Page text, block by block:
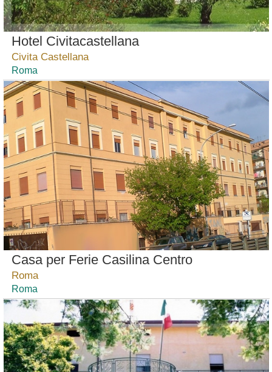
Hotel Civitacastellana
Civita Castellana
Roma
Casa per Ferie Casilina Centro
Roma
Roma